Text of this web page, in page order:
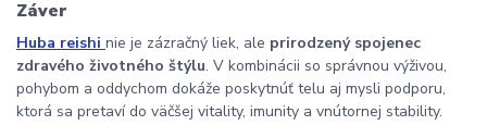
Záver
Huba reishi nie je zázračný liek, ale prirodzený spojenec
zdravého životného štýlu. V kombinácii so správnou výživou,
pohybom a oddychom dokáže poskytnúť telu aj mysli podporu,
ktorá sa pretaví do väčšej vitality, imunity a vnútornej stability.